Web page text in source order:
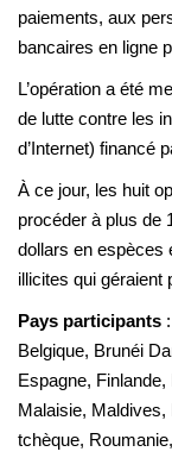
paiements, aux
bancaires en ligne
L’opération a été
de lutte contre les
d’Internet) financé
À ce jour, les huit
procéder à plus de
dollars en espèces
illicites qui géraient
Pays participants
Belgique, Brunéi
Espagne,
Malaisie, Maldives,
tchèque,